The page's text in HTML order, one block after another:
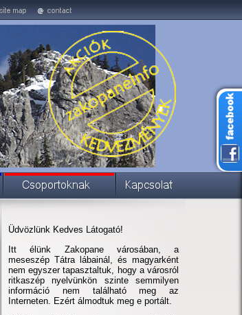
Üdvözlünk Kedves Látogató!
Itt élünk Zakopane városában, a
meseszép Tátra lábainál, és magyarként
nem egyszer tapasztaltuk, hogy a városról
ritkaszép nyelvünkön szinte semmilyen
információ nem található meg az
Interneten. Ezért álmodtuk meg e portált.